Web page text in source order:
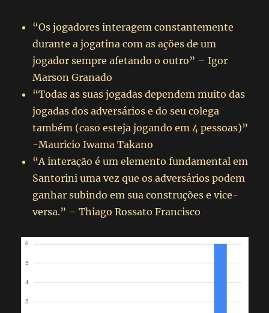
“Os jogadores interagem constantemente
durante a jogatina com as ações de um
jogador sempre afetando o outro” – Igor
Marson Granado
“Todas as suas jogadas dependem muito das
jogadas dos adversários e do seu colega
também (caso esteja jogando em 4 pessoas)”
-Mauricio Iwama Takano
“A interação é um elemento fundamental em
Santorini uma vez que os adversários podem
ganhar subindo em sua construções e vice-
versa.” – Thiago Rossato Francisco